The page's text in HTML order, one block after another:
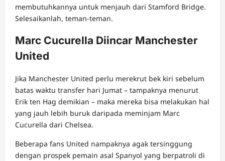
membutuhkannya untuk menjauh dari Stamford Bridge.
Selesaikanlah, teman-teman.
Marc Cucurella Diincar Manchester
United
Jika Manchester United perlu merekrut bek kiri sebelum
batas waktu transfer hari Jumat – tampaknya menurut
Erik ten Hag demikian – maka mereka bisa melakukan hal
yang jauh lebih buruk daripada meminjam Marc
Cucurella dari Chelsea.
Beberapa fans United nampaknya agak tersinggung
dengan prospek pemain asal Spanyol yang berpatroli di